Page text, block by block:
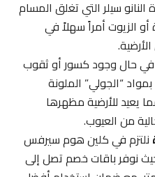
سيلر التي تغلق المسام
أمراً سهلاً في
وجود كسور أو ثقوب
“الجولي” الملونة
للأرضية مظهرها
من العيوب.
في كلين هوم سيرفس
نوفر باقات خصم تصل إلى